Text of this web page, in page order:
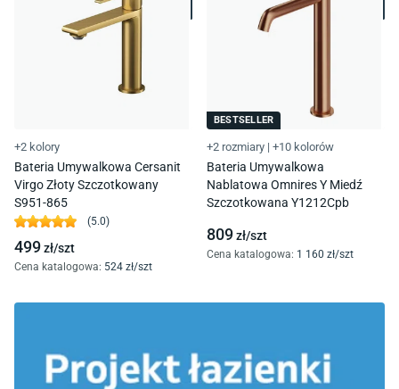
+2 kolory
Bateria Umywalkowa Cersanit
Virgo Złoty Szczotkowany
S951-865
(5.0)
499zł/szt
Cena katalogowa: 524 zł/szt
BESTSELLER
+2 rozmiary | +10 kolorów
Bateria Umywalkowa
Nablatowa Omnires Y Miedź
Szczotkowana Y1212Cpb
809zł/szt
Cena katalogowa: 1 160 zł/szt